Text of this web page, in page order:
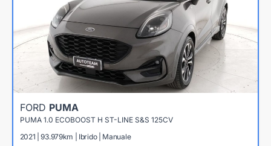
FORD PUMA
PUMA 1.0 ECOBOOST H ST-LINE S&S 125CV
2021 | 93.979km | Ibrido | Manuale